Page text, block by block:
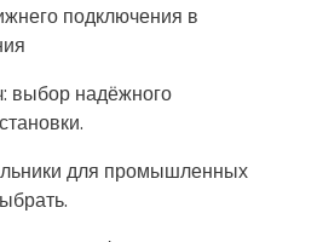
подключения в
выбор надёжного
для промышленных